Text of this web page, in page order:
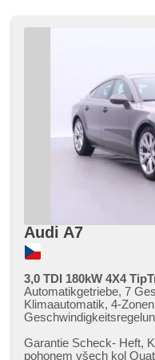
Autoradio, digitální
beheizte Spiegel,
digitální přístrojová
Audi A7
3,0 TDI 180kW 4X4
Automatikgetriebe, 7
Klimaautomatik, 4-
Vorderlichter LED, Heck
automatické přepínání
Garantie Scheck​- Heft,​
pohonem všech kol